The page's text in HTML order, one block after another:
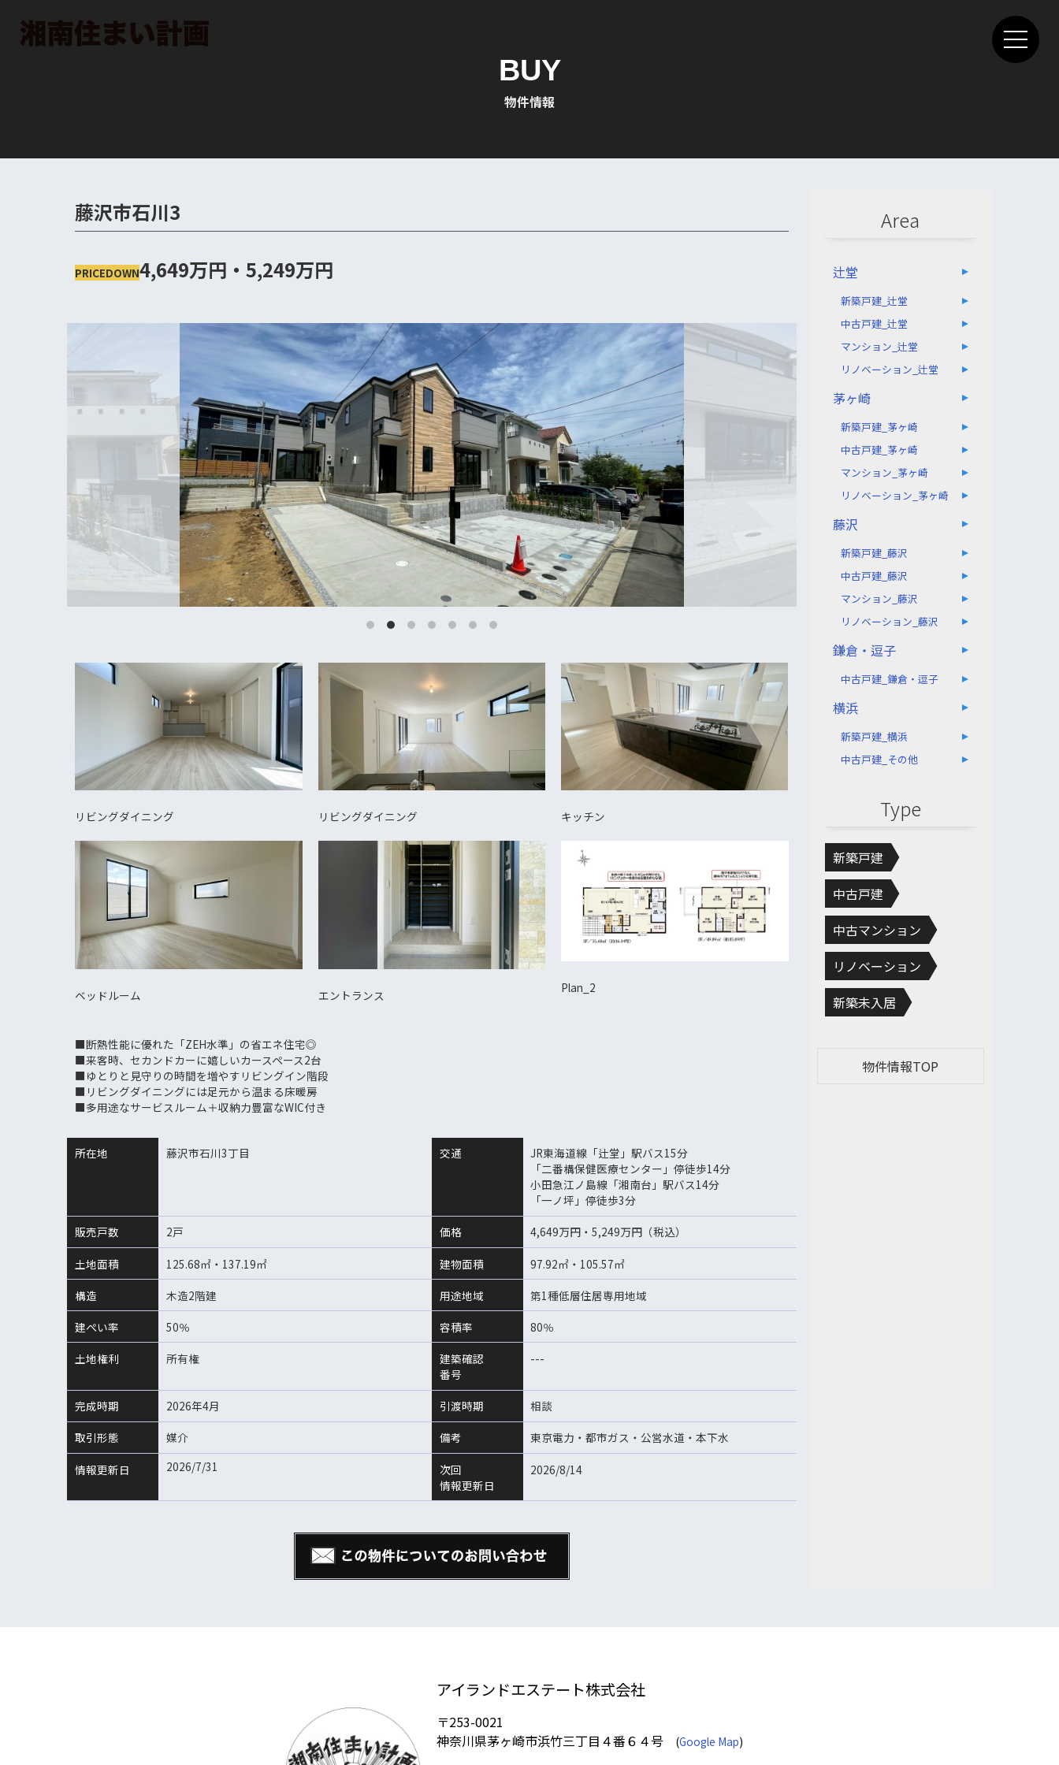
BUY
物件情報
藤沢市石川3
PRICEDOWN4,649万円・5,249万円
リビングダイニング リビングダイニング キッチン
ベッドルーム エントランス Plan_2
■断熱性能に優れた「ZEH水準」の省エネ住宅◎
■来客時、セカンドカーに嬉しいカースペース2台
■ゆとりと見守りの時間を増やすリビングイン階段
■リビングダイニングには足元から温まる床暖房
■多用途なサービスルーム＋収納力豊富なWIC付き
所在地 藤沢市石川3丁目 交通
JR東海道線「辻堂」駅バス15分
「二番構保健医療センター」停徒歩14分
小田急江ノ島線「湘南台」駅バス14分
「一ノ坪」停徒歩3分
販売戸数 2戸 価格 4,649万円・5,249万円（税込）
土地面積 125.68㎡・137.19㎡ 建物面積 97.92㎡・105.57㎡
構造 木造2階建 用途地域 第1種低層住居専用地域
建ぺい率 50％ 容積率 80％
土地権利 所有権
建築確認
番号
---
完成時期 2026年4月 引渡時期 相談
取引形態 媒介 備考 東京電力・都市ガス・公営水道・本下水
情報更新日 2026/7/31
次回
情報更新日
2026/8/14
Area
辻堂
新築戸建_辻堂
中古戸建_辻堂
マンション_辻堂
リノベーション_辻堂
茅ヶ崎
新築戸建_茅ヶ崎
中古戸建_茅ヶ崎
マンション_茅ヶ崎
リノベーション_茅ヶ崎
藤沢
新築戸建_藤沢
中古戸建_藤沢
マンション_藤沢
リノベーション_藤沢
鎌倉・逗子
中古戸建_鎌倉・逗子
横浜
新築戸建_横浜
中古戸建_その他
Type
新築戸建
中古戸建
中古マンション
リノベーション
新築未入居
物件情報TOP
アイランドエステート株式会社
〒253-0021
神奈川県茅ヶ崎市浜竹三丁目４番６４号 (Google Map)